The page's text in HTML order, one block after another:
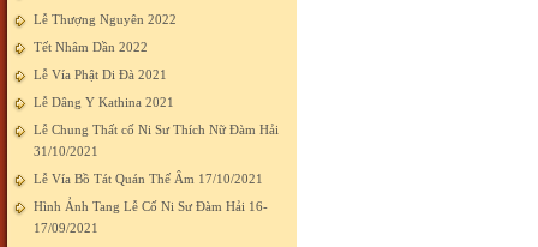
Lễ Thượng Nguyên 2022
Tết Nhâm Dần 2022
Lễ Vía Phật Di Đà 2021
Lễ Dâng Y Kathina 2021
Lễ Chung Thất cố Ni Sư Thích Nữ Đàm Hải
31/10/2021
Lễ Vía Bồ Tát Quán Thế Âm 17/10/2021
Hình Ảnh Tang Lễ Cố Ni Sư Đàm Hải 16-
17/09/2021